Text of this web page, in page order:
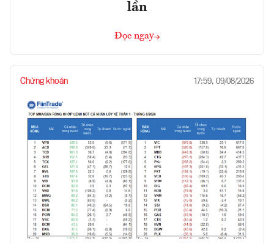
lần
Đọc ngay
Chứng khoán 17:59, 09/08/2026